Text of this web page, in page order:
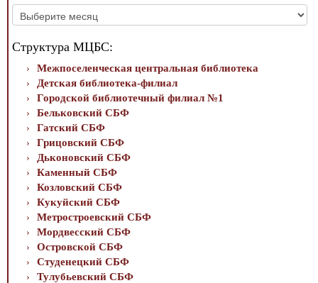
Архив
новостей
Структура МЦБС:
Межпоселенческая центральная библиотека
Детская библиотека-филиал
Городской библиотечный филиал №1
Бельковский СБФ
Гатский СБФ
Грицовский СБФ
Дьконовский СБФ
Каменный СБФ
Козловский СБФ
Кукуйский СБФ
Метростроевский СБФ
Мордвесский СБФ
Островской СБФ
Студенецкий СБФ
Тулубьевский СБФ